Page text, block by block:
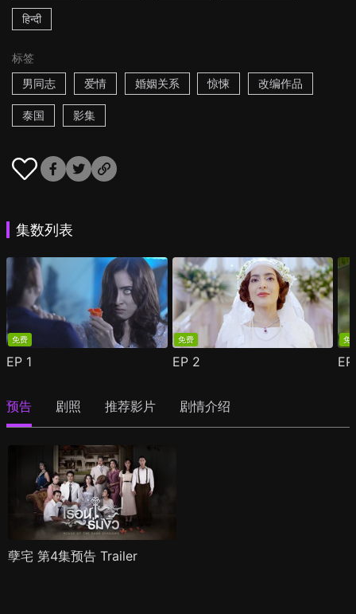
हिन्दी
标签
男同志
爱情 婚姻关系 惊悚 改编作品
泰国 影集
集数列表
免费
EP 1
免费
EP 2
免
预告 剧照 推荐影片 剧情介绍
孽宅 第4集预告 Trailer